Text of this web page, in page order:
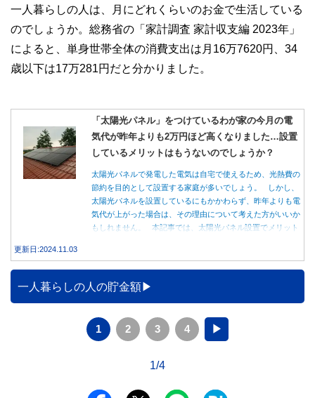
執筆者・監修者による執筆体制を築くことで、内容のわかり
やすさはもちろんのこと、読み応えのあるコンテンツと確か
な情報発信を実現しています。
一人暮らしの人は、月にどれくらいのお金で生活している
のでしょうか。総務省の「家計調査 家計収支編 2023年」
によると、単身世帯全体の消費支出は月16万7620円、34
歳以下は17万281円だと分かりました。
「太陽光パネル」をつけているわが家の今月の電
気代が昨年よりも2万円ほど高くなりました…設置
しているメリットはもうないのでしょうか？
太陽光パネルで発電した電気は自宅で使えるため、光熱費の
節約を目的として設置する家庭が多いでしょう。 しかし、
太陽光パネルを設置しているにもかかわらず、昨年よりも電
気代が上がった場合は、その理由について考えた方がいいか
もしれません。 本記事では、太陽光パネル設置でメリット
更新日:2024.11.03
一人暮らしの人の貯金額
1 2 3 4 ▶
1/4